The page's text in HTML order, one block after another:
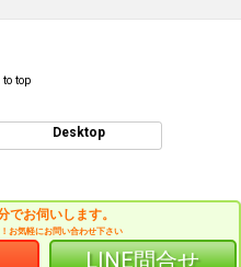
to top
Desktop
でお伺いします。
お気軽にお問い合わせ下さい
LINE問合せ